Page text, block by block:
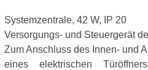
Systemzentrale, 42 W, IP 20
Versorgungs- und Steuergerät
Zum Anschluss des Innen- und
eines elektrischen